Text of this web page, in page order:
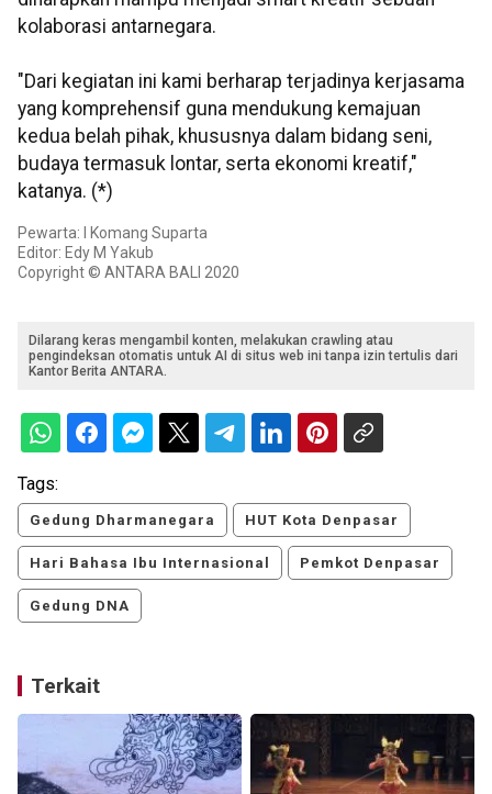
kolaborasi antarnegara.
"Dari kegiatan ini kami berharap terjadinya kerjasama
yang komprehensif guna mendukung kemajuan
kedua belah pihak, khususnya dalam bidang seni,
budaya termasuk lontar, serta ekonomi kreatif,"
katanya. (*)
Pewarta: I Komang Suparta
Editor: Edy M Yakub
Copyright © ANTARA BALI 2020
Dilarang keras mengambil konten, melakukan crawling atau
pengindeksan otomatis untuk AI di situs web ini tanpa izin tertulis dari
Kantor Berita ANTARA.
Tags:
Gedung Dharmanegara HUT Kota Denpasar
Hari Bahasa Ibu Internasional Pemkot Denpasar
Gedung DNA
Terkait